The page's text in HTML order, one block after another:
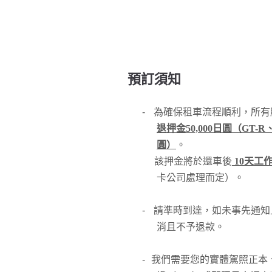
預訂須知
-
為確保租車流程順利，所
退押金50,000日圓（GT-R
圓）
。
該押金將於還車後 10天工
卡公司處理而定）。
-
請準時到達，如未事先通
消且不予退款。
- 我們需要您的實體駕照正